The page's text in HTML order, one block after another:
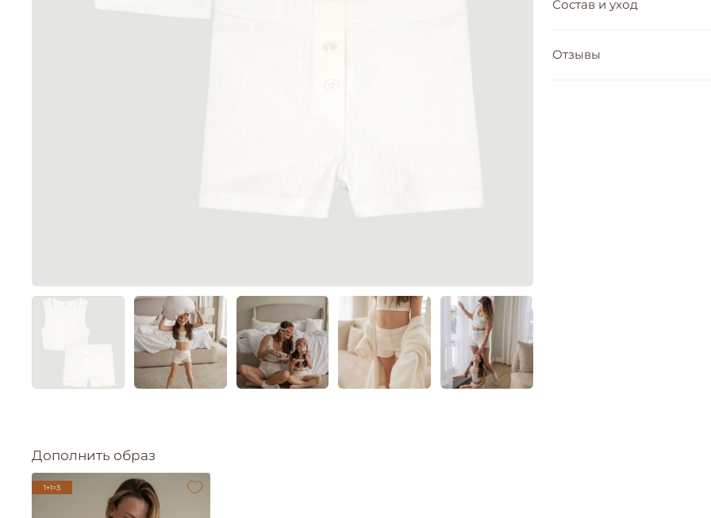
Состав и уход
Отзывы
Дополнить образ
1+1=3